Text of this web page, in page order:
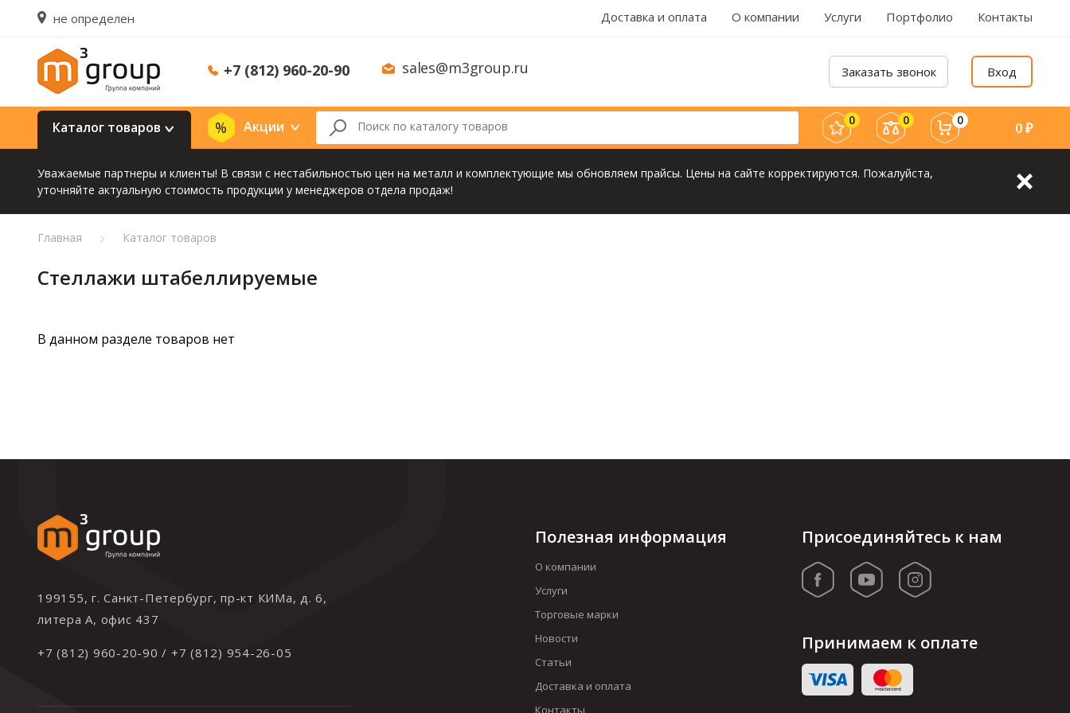
не определен Доставка и оплата О компании Услуги Портфолио Контакты
+7 (812) 960-20-90 sales@m3group.ru Заказать звонок Вход
Каталог товаров Акции 0 0 0 0₽
Уважаемые партнеры и клиенты! В связи с нестабильностью цен на металл и комплектующие мы обновляем прайсы. Цены на сайте корректируются. Пожалуйста,
уточняйте актуальную стоимость продукции у менеджеров отдела продаж!
Главная Каталог товаров
Стеллажи штабеллируемые
В данном разделе товаров нет
199155, г. Санкт-Петербург, пр-кт КИМа, д. 6,
литера А, офис 437
+7 (812) 960-20-90 / +7 (812) 954-26-05
Полезная информация
О компании
Услуги
Торговые марки
Новости
Статьи
Доставка и оплата
Контакты
Присоединяйтесь к нам
Принимаем к оплате